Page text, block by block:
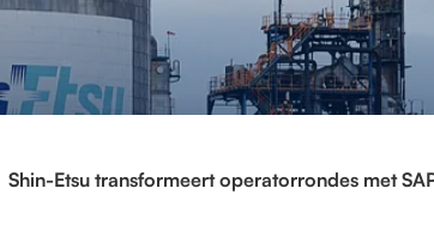
Shin-Etsu transformeert operatorrondes met